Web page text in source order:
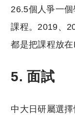
26.5個人爭一
課程。2019、
都是把課程放在
5. 面試
中大日研屬選